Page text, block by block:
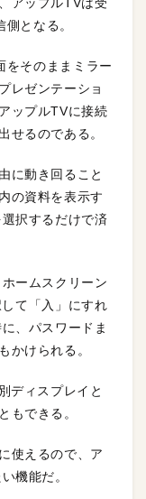
となる。
をそのままミラー
レゼンテーショ
ップルTVに接続
せるのである。
に動き回ること
の資料を表示す
択するだけで済
ームスクリーン
て「入」にすれ
、パスワードま
かけられる。
ディスプレイと
もできる。
使えるので、ア
機能だ。